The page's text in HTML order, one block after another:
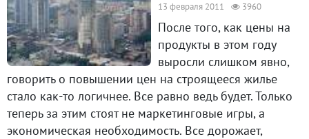
13 февраля 2011 3960
После того, как цены на
продукты в этом году
выросли слишком явно,
говорить о повышении цен на строящееся жилье
стало как-то логичнее. Все равно ведь будет. Только
теперь за этим стоят не маркетинговые игры, а
экономическая необходимость. Все дорожает,